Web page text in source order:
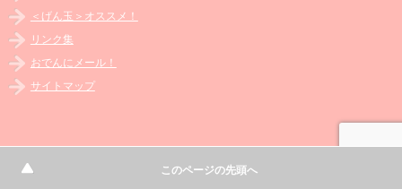
＜げん玉＞オススメ！
リンク集
おでんにメール！
サイトマップ
このページの先頭へ